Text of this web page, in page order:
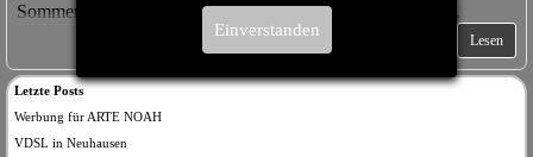
Sommerlounge- Fichtelgebirge in Rehau am ersten August.
Lesen
Letzte Posts
Werbung für ARTE NOAH
VDSL in Neuhausen
Einverstanden